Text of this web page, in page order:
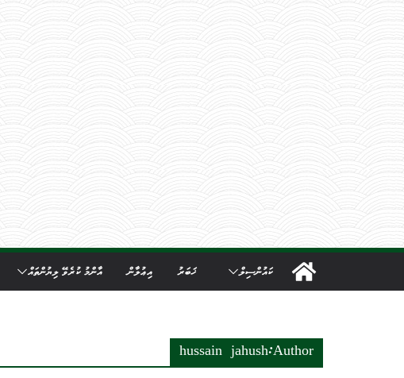
ކައުންސިލް ޚަބަރު އިޢުލާން އާންމު ކުރެވޭ ލިޔުންތައް
Author:
hussain jahush